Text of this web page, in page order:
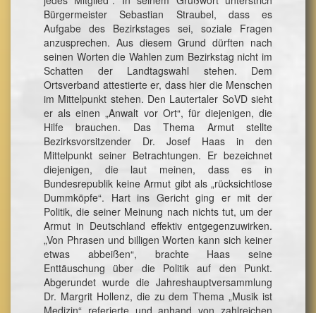
Bürgermeister Sebastian Straubel, dass es
Aufgabe des Bezirkstages sei, soziale Fragen
anzusprechen. Aus diesem Grund dürften nach
seinen Worten die Wahlen zum Bezirkstag nicht im
Schatten der Landtagswahl stehen. Dem
Ortsverband attestierte er, dass hier die Menschen
im Mittelpunkt stehen. Den Lautertaler SoVD sieht
er als einen „Anwalt vor Ort“, für diejenigen, die
Hilfe brauchen. Das Thema Armut stellte
Bezirksvorsitzender Dr. Josef Haas in den
Mittelpunkt seiner Betrachtungen. Er bezeichnet
diejenigen, die laut meinen, dass es in
Bundesrepublik keine Armut gibt als „rücksichtlose
Dummköpfe“. Hart ins Gericht ging er mit der
Politik, die seiner Meinung nach nichts tut, um der
Armut in Deutschland effektiv entgegenzuwirken.
„Von Phrasen und billigen Worten kann sich keiner
etwas abbeißen“, brachte Haas seine
Enttäuschung über die Politik auf den Punkt.
Abgerundet wurde die Jahreshauptversammlung
Dr. Margrit Hollenz, die zu dem Thema „Musik ist
Medizin“ referierte und anhand von zahlreichen